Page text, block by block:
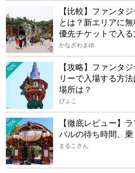
【比較】ファンタ
とは？新エリアに
優先チケットで入る
かなざわまゆ
TDS
【攻略】ファンタ
リーで入場する方
場所は？
ぴょこ
TDS
【徹底レビュー】
バルの待ち時間、乗
まるこさん